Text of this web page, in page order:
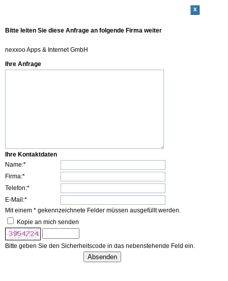
x
Bitte leiten Sie diese Anfrage an folgende Firma weiter
nexxoo Apps & Internet GmbH
Ihre Anfrage
Ihre Kontaktdaten
Name:*
Firma:*
Telefon:*
E-Mail:*
Mit einem * gekennzeichnete Felder müssen ausgefüllt werden.
Kopie an mich senden
Bitte geben Sie den Sicherheitscode in das nebenstehende Feld ein.